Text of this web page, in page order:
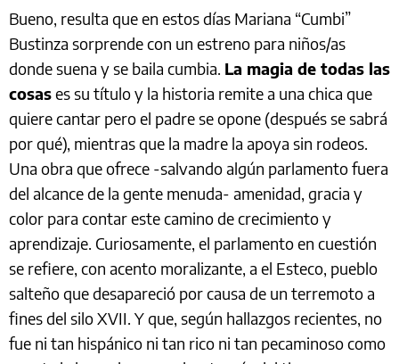
Bueno, resulta que en estos días Mariana “Cumbi”
Bustinza sorprende con un estreno para niños/as
donde suena y se baila cumbia. La magia de todas las
cosases su título y la historia remite a una chica que
quiere cantar pero el padre se opone (después se sabrá
por qué), mientras que la madre la apoya sin rodeos.
Una obra que ofrece -salvando algún parlamento fuera
del alcance de la gente menuda- amenidad, gracia y
color para contar este camino de crecimiento y
aprendizaje. Curiosamente, el parlamento en cuestión
se refiere, con acento moralizante, a el Esteco, pueblo
salteño que desapareció por causa de un terremoto a
fines del silo XVII. Y que, según hallazgos recientes, no
fue ni tan hispánico ni tan rico ni tan pecaminoso como